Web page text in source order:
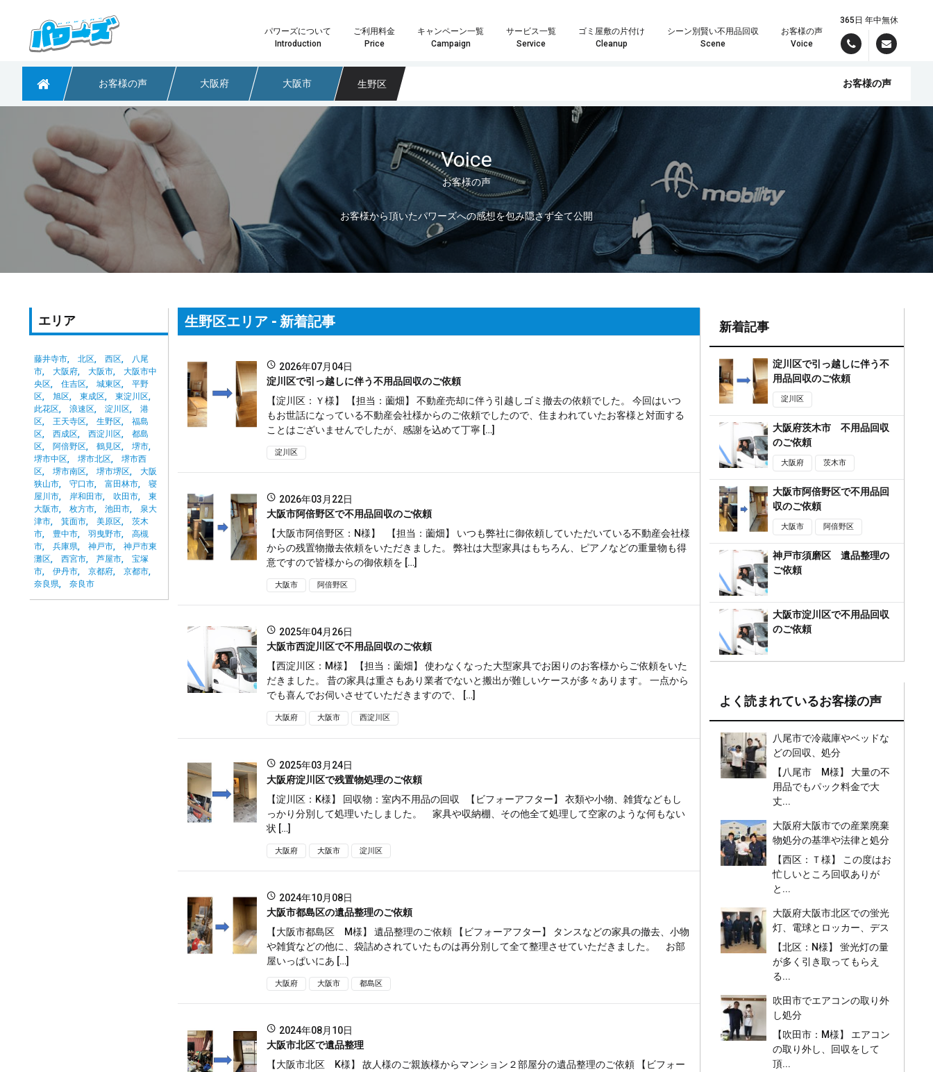
パワーズについて
Introduction
ご利用料金
Price
キャンペーン一覧
Campaign
サービス一覧
Service
ゴミ屋敷の片付け
Cleanup
シーン別賢い不用品回収
Scene
お客様の声
Voice
365日 年中無休
粗大ごみや不用品回収なら大阪のパワーズ
お客様の声 大阪府 大阪市 生野区 お客様の声
Voice
お客様の声
お客様から頂いたパワーズへの感想を包み隠さず全て公開
エリア
藤井寺市 北区 西区
八尾
市
大阪府 大阪市
大阪市中
央区
住吉区 城東区
平野
区
旭区 東成区
東淀川区
此花区
浪速区 淀川区
港
区
王天寺区 生野区
福島
区
西成区 西淀川区
都島
区
阿倍野区 鶴見区
堺市
堺市中区
堺市北区
堺市西
区
堺市南区 堺市堺区
大阪
狭山市
守口市 富田林市
寝
屋川市
岸和田市 吹田市
東
大阪市
枚方市 池田市
泉大
津市
箕面市 美原区
茨木
市
豊中市 羽曳野市
高槻
市
兵庫県 神戸市
神戸市東
灘区
西宮市 芦屋市
宝塚
市
伊丹市 京都府
京都市
奈良県
奈良市
生野区エリア - 新着記事
2026年07月04日
淀川区で引っ越しに伴う不用品回収のご依頼
【淀川区：Ｙ様】 【担当：薗畑】 不動産売却に伴う引越しゴミ撤去の依頼でした。 今回はいつ
もお世話になっている不動産会社様からのご依頼でしたので、住まわれていたお客様と対面する
ことはございませんでしたが、感謝を込めて丁寧 […]
淀川区
2026年03月22日
大阪市阿倍野区で不用品回収のご依頼
【大阪市阿倍野区：N様】 【担当：薗畑】 いつも弊社に御依頼していただいている不動産会社様
からの残置物撤去依頼をいただきました。 弊社は大型家具はもちろん、ピアノなどの重量物も得
意ですので皆様からの御依頼を […]
大阪市 阿倍野区
2025年04月26日
大阪市西淀川区で不用品回収のご依頼
【西淀川区：M様】 【担当：薗畑】 使わなくなった大型家具でお困りのお客様からご依頼をいた
だきました。 昔の家具は重さもあり業者でないと搬出が難しいケースが多々あります。 一点から
でも喜んでお伺いさせていただきますので、 […]
大阪府 大阪市 西淀川区
2025年03月24日
大阪府淀川区で残置物処理のご依頼
【淀川区：K様】 回収物：室内不用品の回収 【ビフォーアフター】 衣類や小物、雑貨などもし
っかり分別して処理いたしました。 家具や収納棚、その他全て処理して空家のような何もない
状 […]
大阪府 大阪市 淀川区
2024年10月08日
大阪市都島区の遺品整理のご依頼
【大阪市都島区 M様】 遺品整理のご依頼 【ビフォーアフター】 タンスなどの家具の撤去、小物
や雑貨などの他に、袋詰めされていたものは再分別して全て整理させていただきました。 お部
屋いっぱいにあ […]
大阪府 大阪市 都島区
2024年08月10日
大阪市北区で遺品整理
【大阪市北区 K様】 故人様のご親族様からマンション２部屋分の遺品整理のご依頼 【ビフォー
新着記事
淀川区で引っ越しに伴う不
用品回収のご依頼
淀川区
大阪府茨木市 不用品回収
のご依頼
大阪府 茨木市
大阪市阿倍野区で不用品回
収のご依頼
大阪市 阿倍野区
神戸市須磨区 遺品整理の
ご依頼
大阪市淀川区で不用品回収
のご依頼
よく読まれているお客様の声
八尾市で冷蔵庫やベッドな
どの回収、処分
【八尾市 M様】 大量の不
用品でもパック料金で大
丈...
大阪府大阪市での産業廃棄
物処分の基準や法律と処分
金額は？
【西区：Ｔ様】 この度はお
忙しいところ回収ありが
と...
大阪府大阪市北区での蛍光
灯、電球とロッカー、デス
クの処分、不用品回収
【北区：N様】 蛍光灯の量
が多く引き取ってもらえ
る...
吹田市でエアコンの取り外
し処分
【吹田市：M様】 エアコン
の取り外し、回収をして
頂...